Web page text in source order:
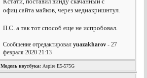
офиц.сайта майков, через медиакришнтул.
П.С. а так тот способ еще не испробовал.
Сообщение отредактировалyuazakharov - 27
февраля 2020 21:13
Модель ноутбука: Aspire E5-575G